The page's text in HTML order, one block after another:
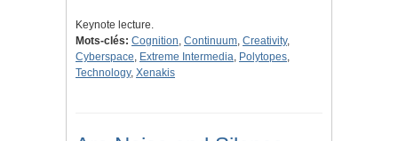
Keynote lecture.
Mots-clés: Cognition, Continuum, Creativity,
Cyberspace, Extreme Intermedia, Polytopes,
Technology, Xenakis